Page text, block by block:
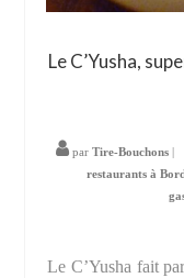
Le C’Yusha,
par Tire-Bouchons
restaurants à
Le C’Yusha fait